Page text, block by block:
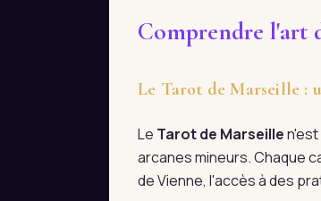
Comprendre l'art
Le Tarot de Marseille :
Le Tarot de Marseille
arcanes mineurs. Chaque
de Vienne, l'accès à des